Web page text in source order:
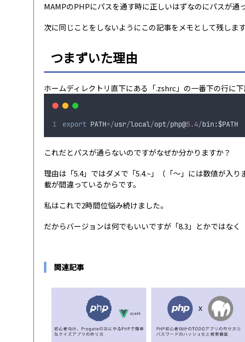
MAMPのPHPにパスを通す時に正しいはずなのにパスが通
次に同じことをしないようにこの記事をメモとして残します
つまずいた理由
ホームディレクトリ直下にある「.zshrc」の一番下の行に下
export PATH=/usr/local/opt/php@5.4/bin:$PATH
これだとパスが通らないのですがなぜか分かりますか？
理由は「5.4」ではダメで「5.4.~」（「〜」には数値が入
載が間違っているからです。
私はこれで2時間位悩み続けました。
だからバージョンは何でもいいですが「8.3」とかではなく
関連記事